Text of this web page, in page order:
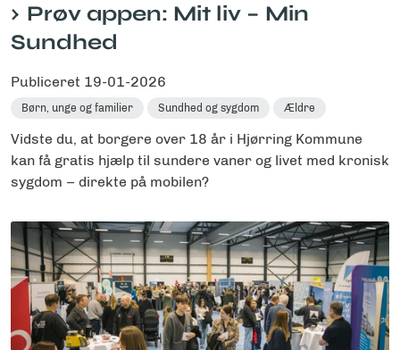
Prøv appen: Mit liv – Min
Sundhed
Publiceret 19-01-2026
Børn, unge og familier Sundhed og sygdom Ældre
Vidste du, at borgere over 18 år i Hjørring Kommune
kan få gratis hjælp til sundere vaner og livet med kronisk
sygdom – direkte på mobilen?